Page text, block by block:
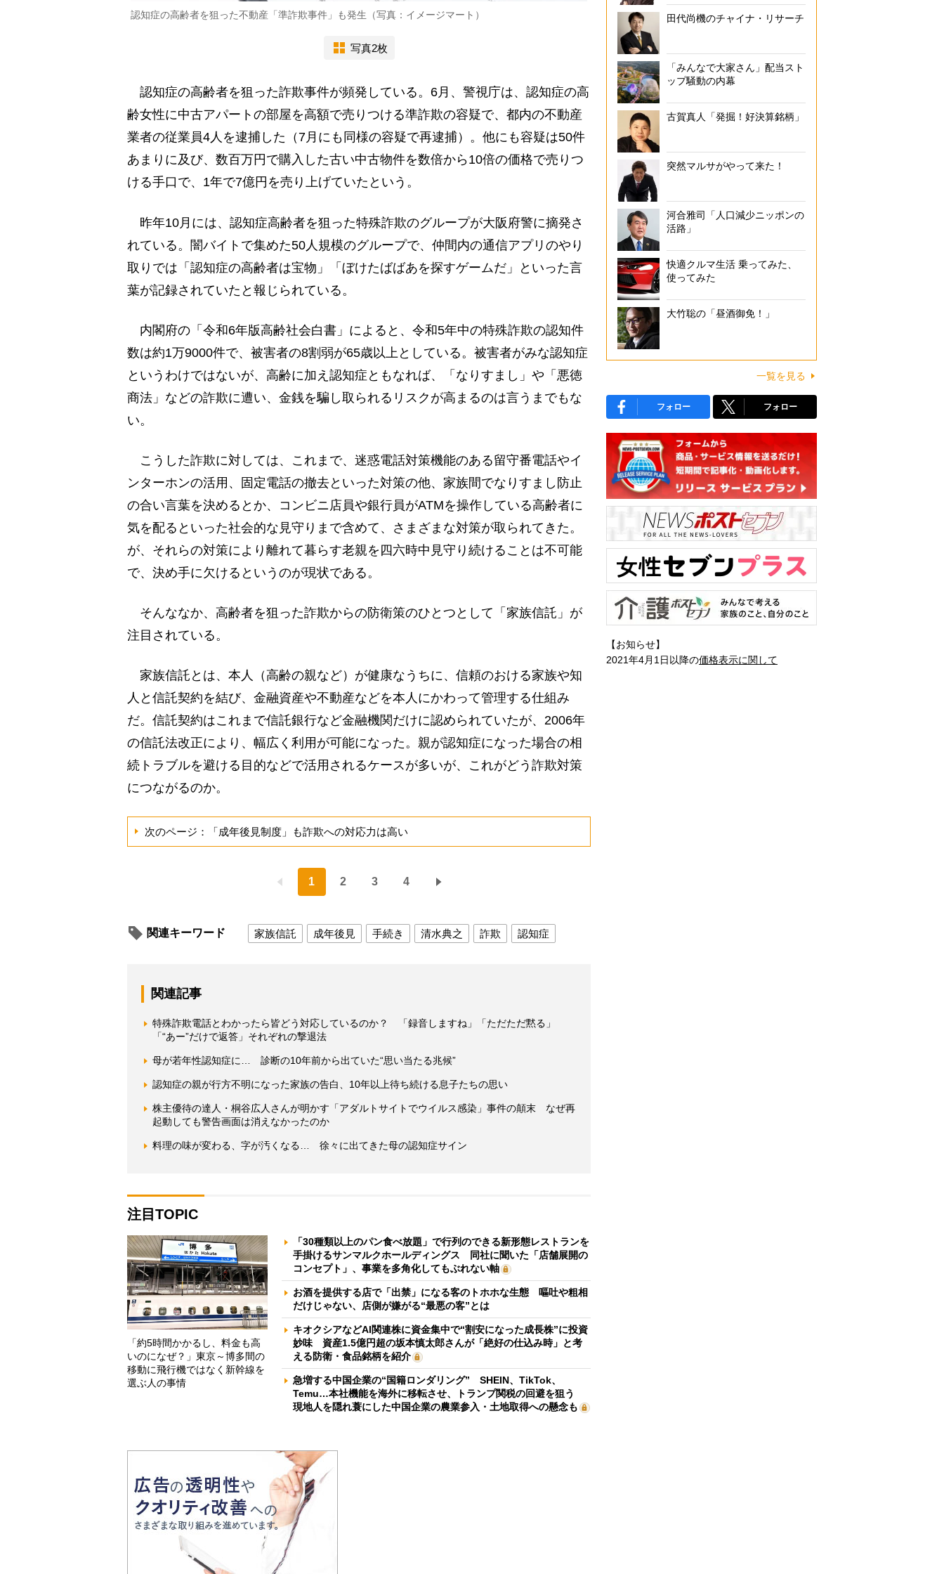
認知症の高齢者を狙った不動産「準詐欺事件」も発生（写真：イメージマート）
写真2枚
認知症の高齢者を狙った詐欺事件が頻発している。6月、警視庁は、認知症の高
齢女性に中古アパートの部屋を高額で売りつける準詐欺の容疑で、都内の不動産
業者の従業員4人を逮捕した（7月にも同様の容疑で再逮捕）。他にも容疑は50件
あまりに及び、数百万円で購入した古い中古物件を数倍から10倍の価格で売りつ
ける手口で、1年で7億円を売り上げていたという。
昨年10月には、認知症高齢者を狙った特殊詐欺のグループが大阪府警に摘発さ
れている。闇バイトで集めた50人規模のグループで、仲間内の通信アプリのやり
取りでは「認知症の高齢者は宝物」「ぼけたばばあを探すゲームだ」といった言
葉が記録されていたと報じられている。
内閣府の「令和6年版高齢社会白書」によると、令和5年中の特殊詐欺の認知件
数は約1万9000件で、被害者の8割弱が65歳以上としている。被害者がみな認知症
というわけではないが、高齢に加え認知症ともなれば、「なりすまし」や「悪徳
商法」などの詐欺に遭い、金銭を騙し取られるリスクが高まるのは言うまでもな
い。
こうした詐欺に対しては、これまで、迷惑電話対策機能のある留守番電話やイ
ンターホンの活用、固定電話の撤去といった対策の他、家族間でなりすまし防止
の合い言葉を決めるとか、コンビニ店員や銀行員がATMを操作している高齢者に
気を配るといった社会的な見守りまで含めて、さまざまな対策が取られてきた。
が、それらの対策により離れて暮らす老親を四六時中見守り続けることは不可能
で、決め手に欠けるというのが現状である。
そんななか、高齢者を狙った詐欺からの防衛策のひとつとして「家族信託」が
注目されている。
家族信託とは、本人（高齢の親など）が健康なうちに、信頼のおける家族や知
人と信託契約を結び、金融資産や不動産などを本人にかわって管理する仕組み
だ。信託契約はこれまで信託銀行など金融機関だけに認められていたが、2006年
の信託法改正により、幅広く利用が可能になった。親が認知症になった場合の相
続トラブルを避ける目的などで活用されるケースが多いが、これがどう詐欺対策
につながるのか。
次のページ：「成年後見制度」も詐欺への対応力は高い
1 2 3 4
関連キーワード 家族信託 成年後見 手続き 清水典之 詐欺 認知症
関連記事
特殊詐欺電話とわかったら皆どう対応しているのか？ 「録音しますね」「ただただ黙る」
「“あー”だけで返答」それぞれの撃退法
母が若年性認知症に… 診断の10年前から出ていた“思い当たる兆候”
認知症の親が行方不明になった家族の告白、10年以上待ち続ける息子たちの思い
株主優待の達人・桐谷広人さんが明かす「アダルトサイトでウイルス感染」事件の顛末 なぜ再
起動しても警告画面は消えなかったのか
料理の味が変わる、字が汚くなる… 徐々に出てきた母の認知症サイン
注目TOPIC
「約5時間かかるし、料金も高
いのになぜ？」東京～博多間の
移動に飛行機ではなく新幹線を
選ぶ人の事情
「30種類以上のパン食べ放題」で行列のできる新形態レストランを
手掛けるサンマルクホールディングス 同社に聞いた「店舗展開の
コンセプト」、事業を多角化してもぶれない軸
お酒を提供する店で「出禁」になる客のトホホな生態 嘔吐や粗相
だけじゃない、店側が嫌がる“最悪の客”とは
キオクシアなどAI関連株に資金集中で“割安になった成長株”に投資
妙味 資産1.5億円超の坂本慎太郎さんが「絶好の仕込み時」と考
える防衛・食品銘柄を紹介
急増する中国企業の“国籍ロンダリング” SHEIN、TikTok、
Temu…本社機能を海外に移転させ、トランプ関税の回避を狙う
現地人を隠れ蓑にした中国企業の農業参入・土地取得への懸念も
田代尚機のチャイナ・リサーチ
「みんなで大家さん」配当スト
ップ騒動の内幕
古賀真人「発掘！好決算銘柄」
突然マルサがやって来た！
河合雅司「人口減少ニッポンの
活路」
快適クルマ生活 乗ってみた、
使ってみた
大竹聡の「昼酒御免！」
一覧を見る
フォロー フォロー
【お知らせ】
2021年4月1日以降の価格表示に関して